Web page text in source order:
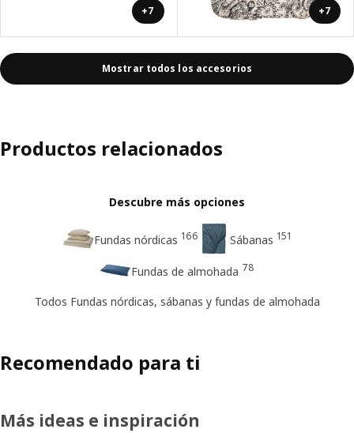
+7 +7
Mostrar todos los accesorios
Productos relacionados
Descubre más opciones
Fundas nórdicas 166 Sábanas 151
Fundas de almohada 78
Todos Fundas nórdicas, sábanas y fundas de almohada
Recomendado para ti
Más ideas e inspiración